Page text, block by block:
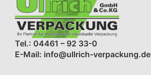
Tel.: 04461 – 92 33-0
E-Mail: info@ullrich-verpackung.de